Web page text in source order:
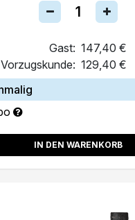
Gast: 147,40 €
Vorzugskunde: 129,40 €
IN DEN WARENKORB